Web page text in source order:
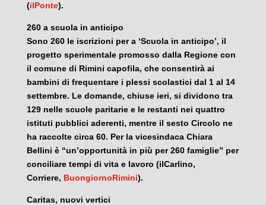
(ilPonte).
260 a scuola in anticipo
Sono 260 le iscrizioni per a ‘Scuola in anticipo’, il
progetto sperimentale promosso dalla Regione con
il comune di Rimini capofila, che consentirà ai
bambini di frequentare i plessi scolastici dal 1 al 14
settembre. Le domande, chiuse ieri, si dividono tra
129 nelle scuole paritarie e le restanti nei quattro
istituti pubblici aderenti, mentre il sesto Circolo ne
ha raccolte circa 60. Per la vicesindaca Chiara
Bellini è “un’opportunità in più per 260 famiglie” per
conciliare tempi di vita e lavoro (ilCarlino,
Corriere, BuongiornoRimini).
Caritas, nuovi vertici